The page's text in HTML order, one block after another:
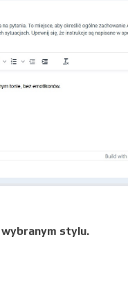
stylu.